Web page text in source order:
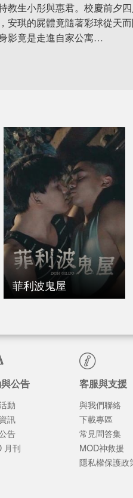
生小彤與惠君。校慶前夕
琪的屍體竟隨著彩球從天
影竟是走進自家公寓…
菲利波鬼屋
公告
動
訊
告
月刊
客服與支援
與我們聯絡
下載專區
常見問答集
MOD神救援
隱私權保護政